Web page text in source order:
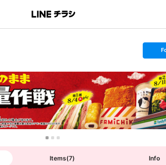
s
t
o
l
l
o
w
Items(7) Info